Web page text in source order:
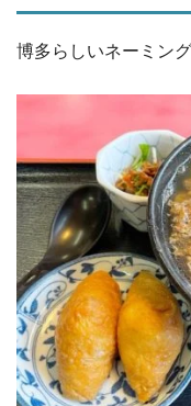
博多らしいネーミング